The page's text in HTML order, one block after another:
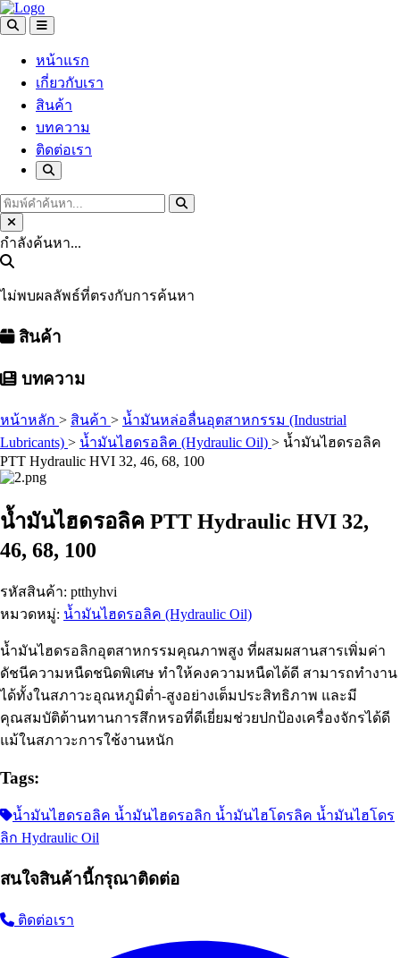
หน้าแรก
เกี่ยวกับเรา
สินค้า
บทความ
ติดต่อเรา
กำลังค้นหา...
ไม่พบผลลัพธ์ที่ตรงกับการค้นหา
สินค้า
บทความ
หน้าหลัก > สินค้า > น้ำมันหล่อลื่นอุตสาหกรรม (Industrial
Lubricants) > น้ำมันไฮดรอลิค (Hydraulic Oil) > น้ำมันไฮดรอลิค
PTT Hydraulic HVI 32, 46, 68, 100
น้ำมันไฮดรอลิค PTT Hydraulic HVI 32,
46, 68, 100
รหัสสินค้า: ptthyhvi
หมวดหมู่: น้ำมันไฮดรอลิค (Hydraulic Oil)
น้ำมันไฮดรอลิกอุตสาหกรรมคุณภาพสูง ที่ผสมผสานสารเพิ่มค่า
ดัชนีความหนืดชนิดพิเศษ ทำให้คงความหนืดได้ดี สามารถทำงาน
ได้ทั้งในสภาวะอุณหภูมิต่ำ-สูงอย่างเต็มประสิทธิภาพ และมี
คุณสมบัติต้านทานการสึกหรอที่ดีเยี่ยมช่วยปกป้องเครื่องจักรได้ดี
แม้ในสภาวะการใช้งานหนัก
Tags:
น้ำมันไฮดรอลิค น้ำมันไฮดรอลิก น้ำมันไฮโดรลิค น้ำมันไฮโดร
ลิก Hydraulic Oil
สนใจสินค้านี้กรุณาติดต่อ
ติดต่อเรา